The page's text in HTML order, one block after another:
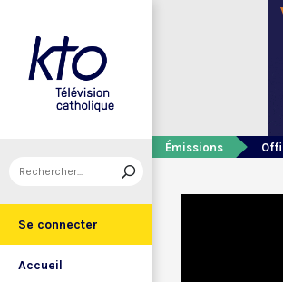
Se connecter
Accueil
Émissions